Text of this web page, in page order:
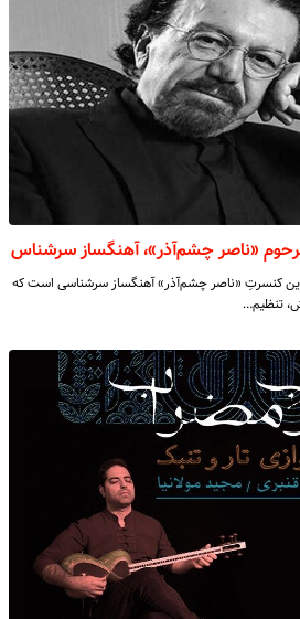
«ناصر چشم‌آذر»، آهنگساز سرشناس
کنسرتِ «ناصر چشم‌آذر» آهنگساز سرشناسی است که
تنظیم…